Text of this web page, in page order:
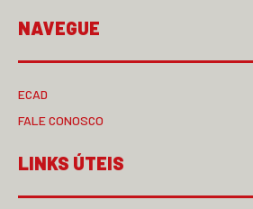
NAVEGUE
ECAD
FALE CONOSCO
LINKS ÚTEIS